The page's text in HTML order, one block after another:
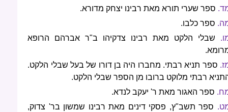
ספר שערי תורא מאת רבינו יצחק מדורא.
ספר כלבו.
שבלי הלקט מאת רבינו צדקיהו ב"ר אברהם הרופא
ספר תניא רבתי. מחברו היה בן דורו של בעל שבלי הלקט.
רבתי מלוקט ברובו מן הספר שבלי הלקט.
ספר האגור מאת ר' יעקב לנדא.
ספר תשב"ץ, פסקי דינים מאת רבינו שמשון בר' צדוק,